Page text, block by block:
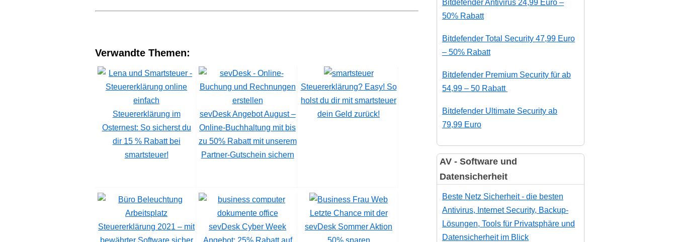
Verwandte Themen:
Steuererklärung im
Osternest: So sicherst du
dir 15 % Rabatt bei
smartsteuer!
sevDesk Angebot August –
Online-Buchhaltung mit bis
zu 50% Rabatt mit unserem
Partner-Gutschein sichern
Steuererklärung? Easy! So
holst du dir mit smartsteuer
dein Geld zurück!
Steuererklärung 2021 – mit
bewährter Software sicher
sevDesk Cyber Week
Angebot: 25% Rabatt auf
Letzte Chance mit der
sevDesk Sommer Aktion
50% sparen
Bitdefender Antivirus 24,99 Euro –
50% Rabatt
Bitdefender Total Security 47,99 Euro
– 50% Rabatt
Bitdefender Premium Security für ab
54,99 – 50 Rabatt
Bitdefender Ultimate Security ab
79,99 Euro
AV - Software und
Datensicherheit
Beste Netz Sicherheit - die besten
Antivirus, Internet Security, Backup-
Lösungen, Tools für Privatsphäre und
Datensicherheit im Blick